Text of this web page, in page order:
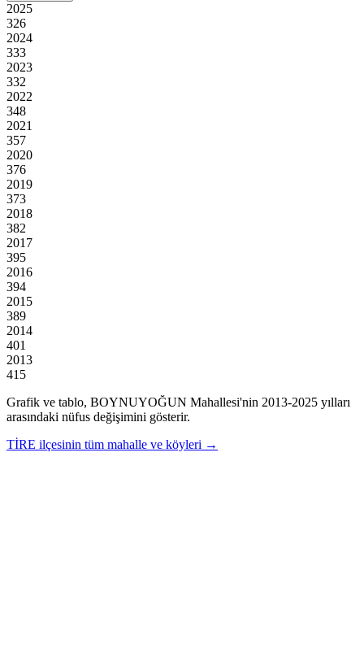
2025
326
2024
333
2023
332
2022
348
2021
357
2020
376
2019
373
2018
382
2017
395
2016
394
2015
389
2014
401
2013
415
Grafik ve tablo, BOYNUYOĞUN Mahallesi'nin 2013-2025 yılları
arasındaki nüfus değişimini gösterir.
TİRE ilçesinin tüm mahalle ve köyleri →